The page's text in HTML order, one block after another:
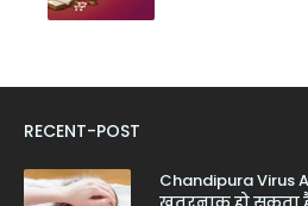
RECENT-POST
Chandipura Virus